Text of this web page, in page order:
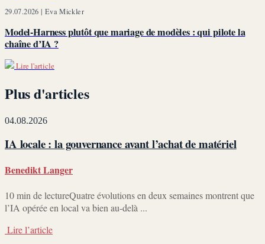
29.07.2026 | Eva Mickler
Model-Harness plutôt que mariage de modèles : qui pilote la
chaîne d’IA ?
Lire l'article
Plus d'articles
04.08.2026
IA locale : la gouvernance avant l’achat de matériel
Benedikt Langer
10 min de lectureQuatre évolutions en deux semaines montrent que
l’IA opérée en local va bien au-delà ...
Lire l’article